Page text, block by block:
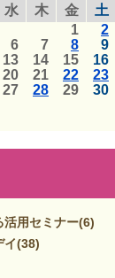
水 木 金
土
1
2
6 7 8
9
13 14 15
16
20 21 22
23
27 28 29
30
用セミナー(6)
(38)